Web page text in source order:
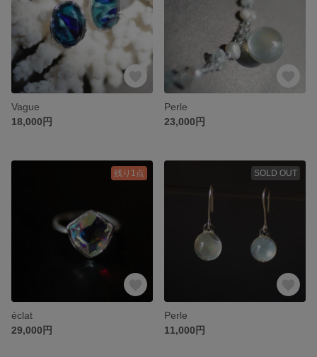
Vague
18,000円
Perle
23,000円
残り1点
éclat
29,000円
SOLD OUT
Perle
11,000円